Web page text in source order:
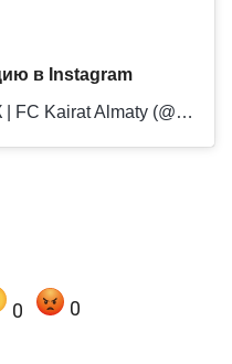
в Instagram
Публикация от «Қайрат» ФК | FC Kairat Almaty (@f.c.kairat)
0 0